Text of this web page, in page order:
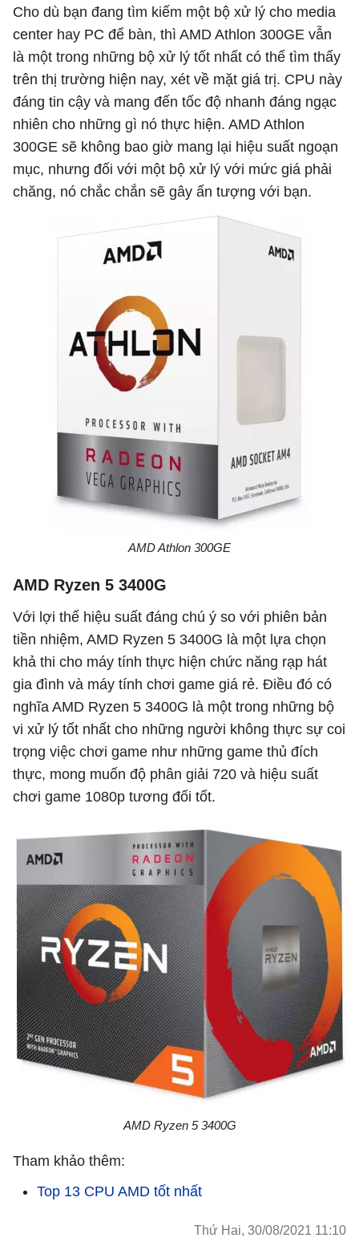
Cho dù bạn đang tìm kiếm một bộ xử lý cho media
center hay PC để bàn, thì AMD Athlon 300GE vẫn
là một trong những bộ xử lý tốt nhất có thể tìm thấy
trên thị trường hiện nay, xét về mặt giá trị. CPU này
đáng tin cậy và mang đến tốc độ nhanh đáng ngạc
nhiên cho những gì nó thực hiện. AMD Athlon
300GE sẽ không bao giờ mang lại hiệu suất ngoạn
mục, nhưng đối với một bộ xử lý với mức giá phải
chăng, nó chắc chắn sẽ gây ấn tượng với bạn.
AMD Athlon 300GE
AMD Ryzen 5 3400G
Với lợi thế hiệu suất đáng chú ý so với phiên bản
tiền nhiệm, AMD Ryzen 5 3400G là một lựa chọn
khả thi cho máy tính thực hiện chức năng rạp hát
gia đình và máy tính chơi game giá rẻ. Điều đó có
nghĩa AMD Ryzen 5 3400G là một trong những bộ
vi xử lý tốt nhất cho những người không thực sự coi
trọng việc chơi game như những game thủ đích
thực, mong muốn độ phân giải 720 và hiệu suất
chơi game 1080p tương đối tốt.
AMD Ryzen 5 3400G
Tham khảo thêm:
Top 13 CPU AMD tốt nhất
Thứ Hai, 30/08/2021 11:10